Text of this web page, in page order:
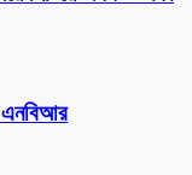
এনবিআর